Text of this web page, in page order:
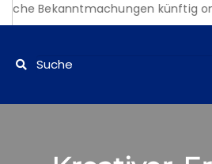
Bekanntmachungen künftig